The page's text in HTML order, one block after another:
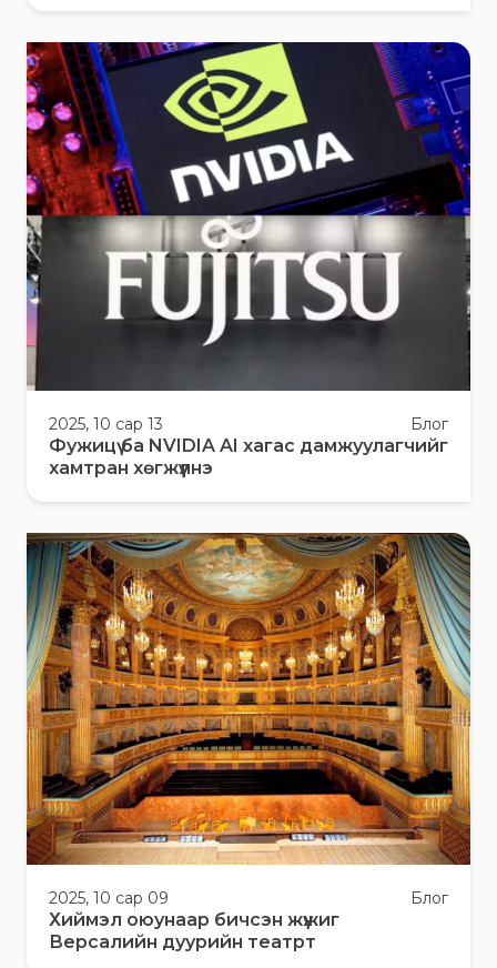
2025, 10 сар 13 Блог
Фужицү ба NVIDIA AI хагас дамжуулагчийг
хамтран хөгжүүлнэ
2025, 10 сар 09 Блог
Хиймэл оюунаар бичсэн жүжиг
Версалийн дуурийн театрт